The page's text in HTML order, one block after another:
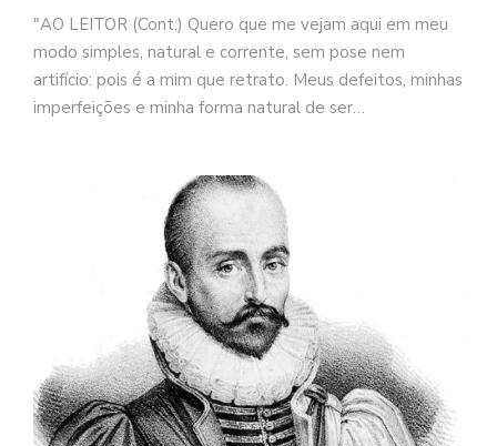
"AO LEITOR (Cont.) Quero que me vejam aqui em meu
modo simples, natural e corrente, sem pose nem
artifício: pois é a mim que retrato. Meus defeitos, minhas
imperfeições e minha forma natural de ser…